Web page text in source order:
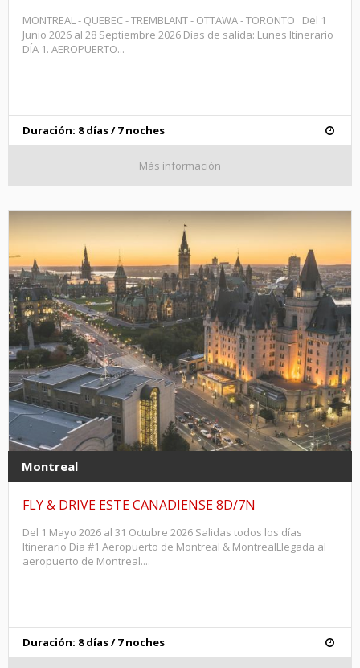
MONTREAL - QUEBEC - TREMBLANT - OTTAWA - TORONTO Del 1
Junio 2026 al 28 Septiembre 2026 Días de salida: Lunes Itinerario
DÍA 1. AEROPUERTO...
Duración: 8 días / 7 noches
Más información
Montreal
FLY & DRIVE ESTE CANADIENSE 8D/7N
Del 1 Mayo 2026 al 31 Octubre 2026 Salidas todos los días
Itinerario Dia #1 Aeropuerto de Montreal & MontrealLlegada al
aeropuerto de Montreal....
Duración: 8 días / 7 noches